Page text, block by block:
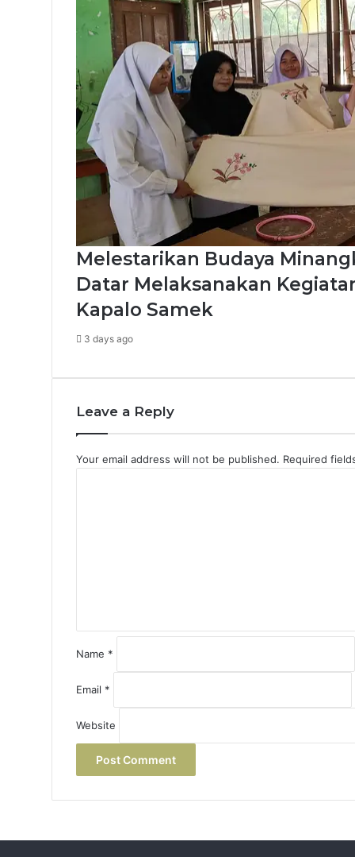
Melestarikan Budaya
Datar Melaksanakan
Kapalo Samek
3 days ago
Leave a Reply
Your email address will not be published. Required
Name *
Email *
Website